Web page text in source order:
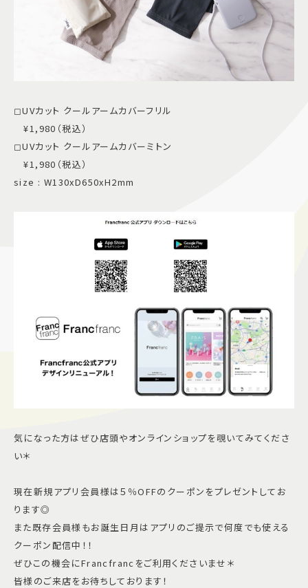
◻︎UVカット クールアームカバーフリル
¥1,980（税込）
◻︎UVカット クールアームカバーミトン
¥1,980（税込）
size : W130xD650xH2mm
気になった方はぜひ店頭やオンラインショップを覗いてみてくださ
い＊
現在新規アプリ会員様は５％OFFのクーポンをプレゼントしてお
ります◎
また既存会員様もお誕生日月はアプリのご提示で何度でも使える
クーポン配信中！！
ぜひこの機会にFrancfrancをご利用くださいませ＊
皆様のご来店をお待ちしております！